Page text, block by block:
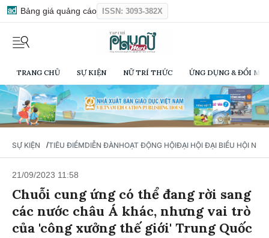
Bảng giá quảng cáo ISSN: 3093-382X
TRANG CHỦ SỰ KIỆN NỮ TRÍ THỨC ỨNG DỤNG & ĐỔI
SỰ KIỆN / TIÊU ĐIỂMDIỄN ĐÀNHOẠT ĐỘNG HỘIĐẠI HỘI ĐẠI BIỂU HỘI NỮ
21/09/2023 11:58
Chuỗi cung ứng có thể đang rời sang
các nước châu Á khác, nhưng vai trò
của 'công xưởng thế giới' Trung Quốc